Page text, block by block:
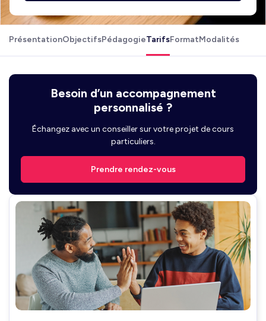
PrésentationObjectifsPédagogieTarifsFormatModalités
Besoin d’un accompagnement
personnalisé ?
Échangez avec un conseiller sur votre projet de cours
particuliers.
Prendre rendez-vous